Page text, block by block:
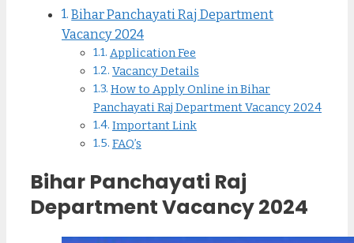
Bihar Panchayati Raj Department
Vacancy 2024
Application Fee
Vacancy Details
How to Apply Online in Bihar
Panchayati Raj Department Vacancy 2024
Important Link
FAQ’s
Bihar Panchayati Raj
Department Vacancy 2024